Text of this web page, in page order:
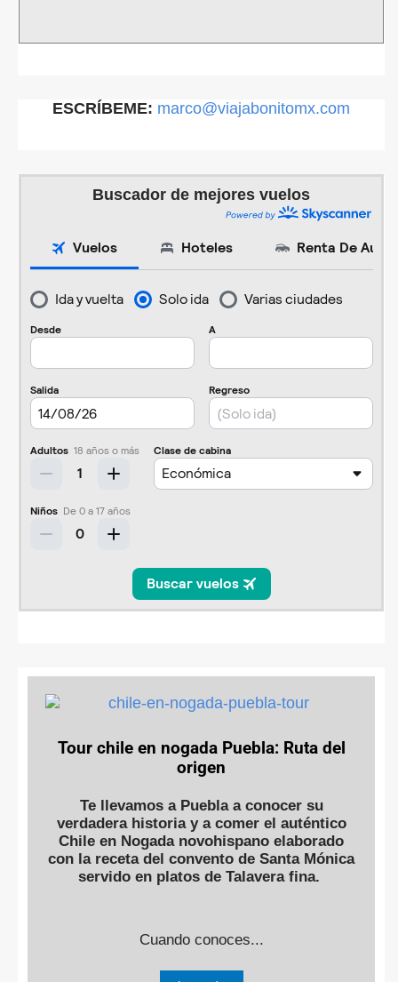
ESCRÍBEME: marco@viajabonitomx.com
Buscador de mejores vuelos
Tour chile en nogada Puebla: Ruta del
origen
Te llevamos a Puebla a conocer su
verdadera historia y a comer el auténtico
Chile en Nogada novohispano elaborado
con la receta del convento de Santa Mónica
servido en platos de Talavera fina.
Cuando conoces...